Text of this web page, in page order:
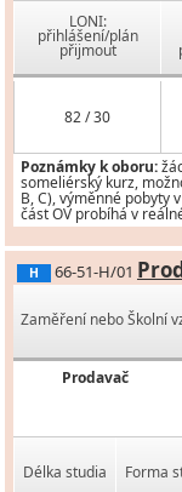
LONI:
přihlášení/plán
přijmout
82 / 30
Poznámky k oboru:
someliérský kurz,
B, C), výměnné pobyty
část OV probíhá v
H 66-51-H/01
Zaměření nebo Školní
Prodavač
Délka studia Forma